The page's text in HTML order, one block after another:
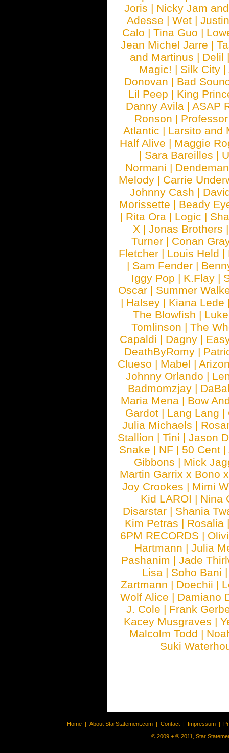
Joris | Nicky Jam
Adesse | Wet |
Calo | Tina Guo |
Jean Michel Jarre |
and Martinus | Delil
Magic! | Silk City |
Donovan | Bad
Lil Peep | King
Danny Avila | ASAP
Ronson |
Atlantic | Larsito and
Half Alive | Maggie
| Sara Bareilles |
Normani |
Melody | Carrie
Johnny Cash |
Morissette | Beady
| Rita Ora | Logic |
X | Jonas Brothers
Turner | Conan
Fletcher | Louis Held |
| Sam Fender |
Iggy Pop | K.Flay |
Oscar | Summer
| Halsey | Kiana Lede
The Blowfish |
Tomlinson | The
Capaldi | Dagny |
DeathByRomy |
Clueso | Mabel |
Johnny Orlando |
Badmomzjay |
Maria Mena | Bow
Gardot | Lang Lang |
Julia Michaels |
Stallion |Tini |Jason
Snake | NF | 50 Cent |
Gibbons | Mick
Martin Garrix x Bono
Joy Crookes | Mimi
Kid LAROI | Nina
Disarstar | Shania
Kim Petras | Rosalia
6PM RECORDS |
Hartmann |Julia
Pashanim |Jade
Lisa | Soho Bani
Zartmann | Doechii |
Wolf Alice | Damiano
J. Cole | Frank
Kacey Musgraves |
Malcolm Todd |
Suki
Home | About StarStatement.com | Contact | Impressum |
© 2009 + ® 2011, Star